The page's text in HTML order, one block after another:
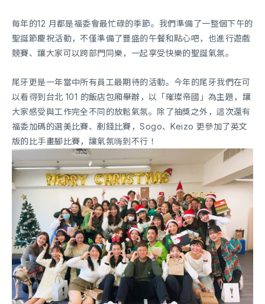
每年的12 月都是福委會最忙碌的季節。我們準備了一整個下午的
聖誕節慶祝活動，不僅準備了豐盛的午餐和點心吧，也進行遊戲
競賽、讓大家可以跨部門同樂，一起享受快樂的聖誕氣氛。
尾牙更是一年當中所有員工最期待的活動。今年的尾牙我們在可
以看得到台北 101 的飯店包廂舉辦，以「璀璨帝國」為主題，讓
大家感受與工作完全不同的放鬆氣氛。除了抽獎之外，這次還有
福委加碼的選美比賽、剷錢比賽，Sogo、Keizo 更參加了英文
版的比手畫腳比賽，讓氣氛嗨到不行！